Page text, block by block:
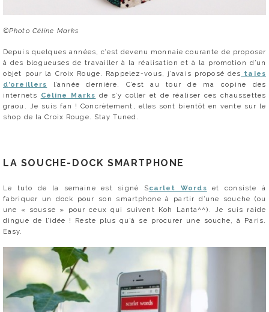
©Photo Céline Marks
Depuis quelques années, c’est devenu monnaie courante de proposer
à des blogueuses de travailler à la réalisation et à la promotion d’un
objet pour la Croix Rouge. Rappelez-vous, j’avais proposé des taies
d’oreillers l’année dernière. C’est au tour de ma copine des
internets Céline Marks de s’y coller et de réaliser ces chaussettes
graou. Je suis fan ! Concrètement, elles sont bientôt en vente sur le
shop de la Croix Rouge. Stay Tuned.
LA SOUCHE-DOCK SMARTPHONE
Le tuto de la semaine est signé Scarlet Words et consiste à
fabriquer un dock pour son smartphone à partir d’une souche (ou
une « sousse » pour ceux qui suivent Koh Lanta^^). Je suis raide
dingue de l’idée ! Reste plus qu’à se procurer une souche, à Paris.
Easy.